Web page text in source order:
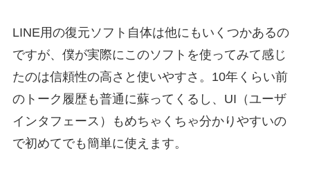
LINE用の復元ソフト自体は他にもいくつかあるの
ですが、僕が実際にこのソフトを使ってみて感じ
たのは信頼性の高さと使いやすさ。10年くらい前
のトーク履歴も普通に蘇ってくるし、UI（ユーザ
インタフェース）もめちゃくちゃ分かりやすいの
で初めてでも簡単に使えます。